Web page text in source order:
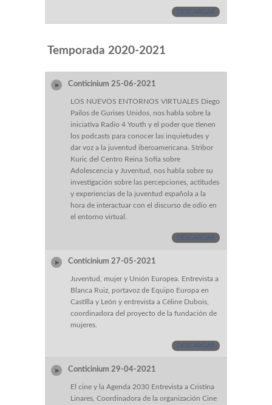
DESCARGAR
Temporada 2020-2021
Conticinium 25-06-2021
LOS NUEVOS ENTORNOS VIRTUALES Diego
Pailos de Gurises Unidos, nos habla sobre la
iniciativa Radio 4 Youth y el poder que tienen
los podcasts para conocer las inquietudes y
dar voz a la juventud iberoamericana. Stribor
Kuric del Centro Reina Sofía sobre
Adolescencia y Juventud, nos habla sobre su
investigación sobre las percepciones, actitudes
y experiencias de la juventud española a la
hora de interactuar con el discurso de odio en
el entorno virtual.
DESCARGAR
Conticinium 27-05-2021
Juventud, mujer y Unión Europea. Entrevista a
Blanca Ruiz, portavoz de Equipo Europa en
Castilla y León y entrevista a Cèline Dubois,
coordinadora del proyecto de la fundación de
mujeres.
DESCARGAR
Conticinium 29-04-2021
El cine y la Agenda 2030 Entrevista a Cristina
Linares, Coordinadora de la organización Cine